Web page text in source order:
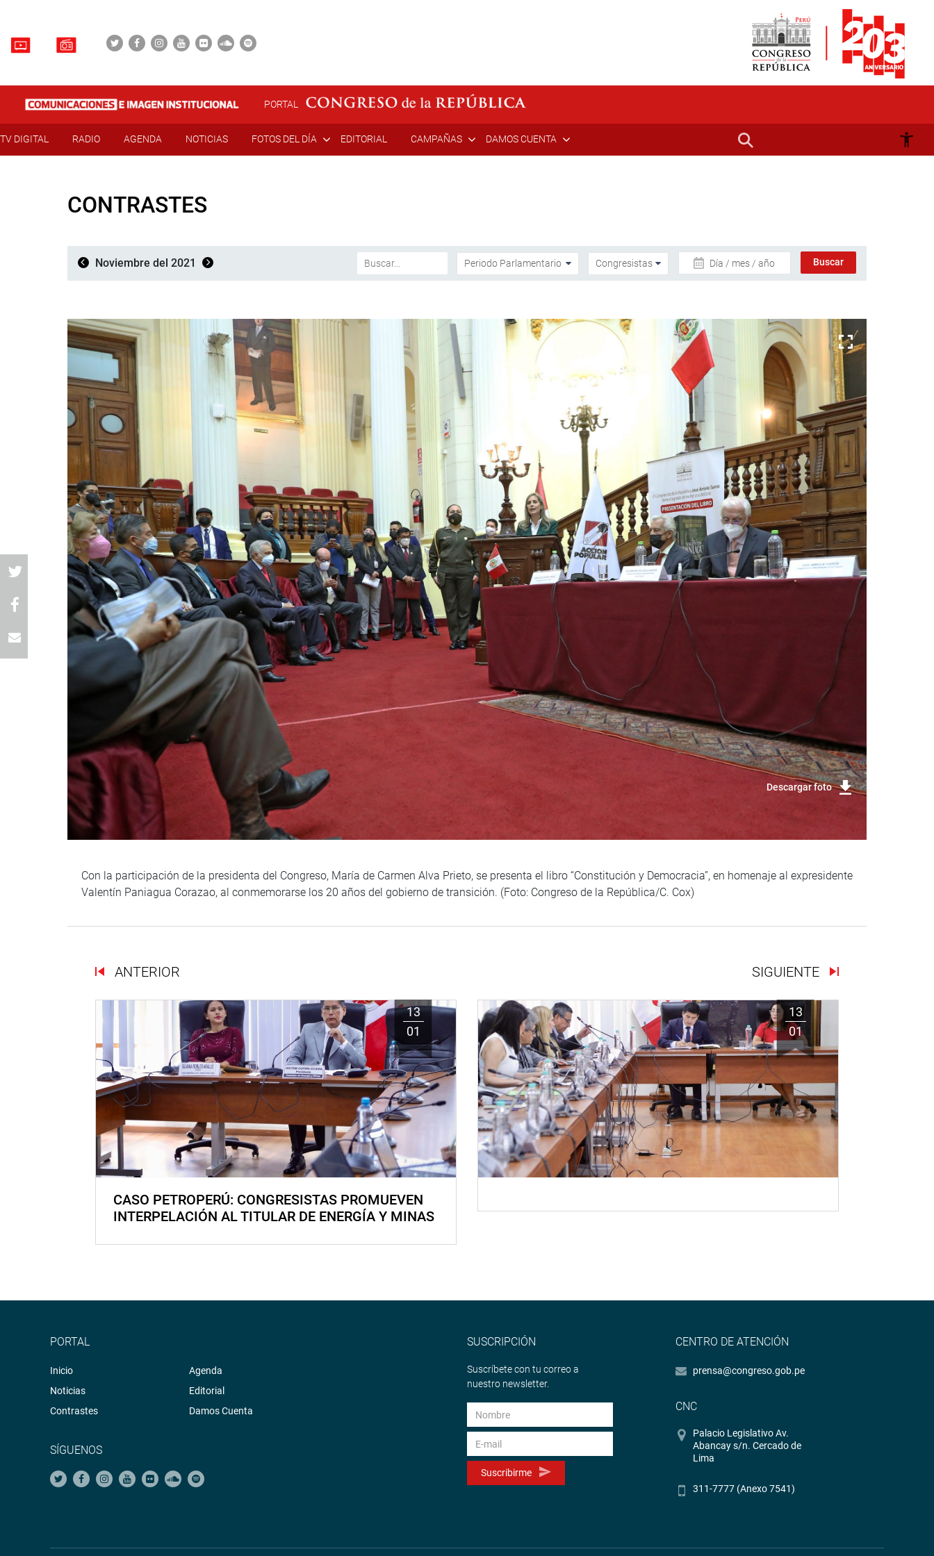
PORTAL
TV DIGITAL RADIO AGENDA NOTICIAS FOTOS DEL DÍA EDITORIAL CAMPAÑAS DAMOS CUENTA
CONTRASTES
Noviembre del 2021 Día / mes / año
Descargar foto
Con la participación de la presidenta del Congreso, María de Carmen Alva Prieto, se presenta el libro “Constitución y Democracia”, en homenaje al expresidente
Valentín Paniagua Corazao, al conmemorarse los 20 años del gobierno de transición. (Foto: Congreso de la República/C. Cox)
ANTERIOR SIGUIENTE
13
01
CASO PETROPERÚ: CONGRESISTAS PROMUEVEN
INTERPELACIÓN AL TITULAR DE ENERGÍA Y MINAS
13
01
PORTAL
Inicio
Noticias
Contrastes
Agenda
Editorial
Damos Cuenta
SÍGUENOS
SUSCRIPCIÓN
Suscríbete con tu correo a
nuestro newsletter.
Suscribirme
CENTRO DE ATENCIÓN
prensa@congreso.gob.pe
CNC
Palacio Legislativo Av.
Abancay s/n. Cercado de
Lima
311-7777 (Anexo 7541)